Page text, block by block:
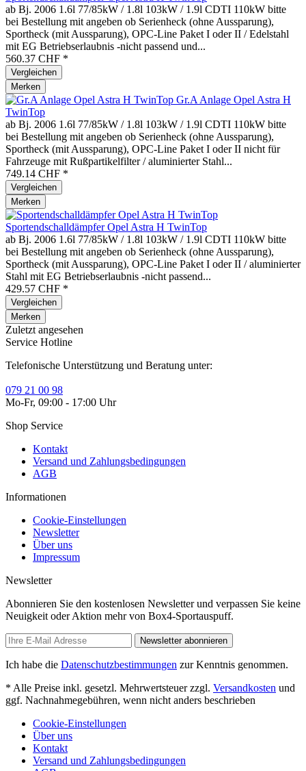
ab Bj. 2006 1.6l 77/85kW / 1.8l 103kW / 1.9l CDTI 110kW bitte
bei Bestellung mit angeben ob Serienheck (ohne Aussparung),
Sportheck (mit Aussparung), OPC-Line Paket I oder II / Edelstahl
mit EG Betriebserlaubnis -nicht passend und...
560.37 CHF *
Vergleichen
Merken
Gr.A Anlage Opel Astra H
TwinTop
ab Bj. 2006 1.6l 77/85kW / 1.8l 103kW / 1.9l CDTI 110kW bitte
bei Bestellung mit angeben ob Serienheck (ohne Aussparung),
Sportheck (mit Aussparung), OPC-Line Paket I oder II nicht für
Fahrzeuge mit Rußpartikelfilter / aluminierter Stahl...
749.14 CHF *
Vergleichen
Merken
Sportendschalldämpfer Opel Astra H TwinTop
ab Bj. 2006 1.6l 77/85kW / 1.8l 103kW / 1.9l CDTI 110kW bitte
bei Bestellung mit angeben ob Serienheck (ohne Aussparung),
Sportheck (mit Aussparung), OPC-Line Paket I oder II / aluminierter
Stahl mit EG Betriebserlaubnis -nicht passend...
429.57 CHF *
Vergleichen
Merken
Zuletzt angesehen
Service Hotline
Telefonische Unterstützung und Beratung unter:
079 21 00 98
Mo-Fr, 09:00 - 17:00 Uhr
Shop Service
Kontakt
Versand und Zahlungsbedingungen
AGB
Informationen
Cookie-Einstellungen
Newsletter
Über uns
Impressum
Newsletter
Abonnieren Sie den kostenlosen Newsletter und verpassen Sie keine
Neuigkeit oder Aktion mehr von Box4-Sportauspuff.
Newsletter abonnieren
Ich habe die Datenschutzbestimmungen zur Kenntnis genommen.
* Alle Preise inkl. gesetzl. Mehrwertsteuer zzgl. Versandkosten und
ggf. Nachnahmegebühren, wenn nicht anders beschrieben
Cookie-Einstellungen
Über uns
Kontakt
Versand und Zahlungsbedingungen